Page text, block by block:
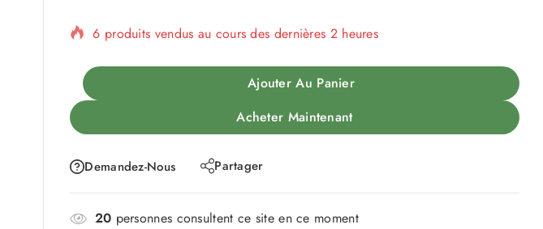
6 produits vendus au cours des dernières 2 heures
Vente rapide ! Plus de 18 personnes ont dans leur panier
Ajouter Au Panier
Acheter Maintenant
Demandez-Nous Partager
20 personnes consultent ce site en ce moment